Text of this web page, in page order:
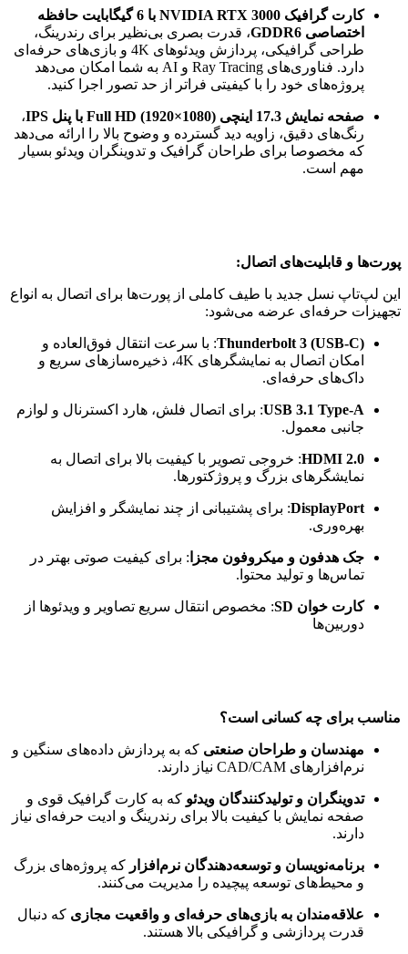
کارت گرافیک NVIDIA RTX 3000 با 6 گیگابایت حافظه
اختصاصی GDDR6
، قدرت بصری بی‌نظیر برای رندرینگ،
طراحی گرافیکی، پردازش ویدئوهای 4K و بازی‌های حرفه‌ای
دارد. فناوری‌های Ray Tracing و AI به شما امکان می‌دهد
پروژه‌های خود را با کیفیتی فراتر از حد تصور اجرا کنید.
صفحه نمایش 17.3 اینچی Full HD (1920×1080) با پنل IPS
،
رنگ‌های دقیق، زاویه دید گسترده و وضوح بالا را ارائه می‌دهد
که مخصوصا برای طراحان گرافیک و تدوینگران ویدئو بسیار
مهم است.
پورت‌ها و قابلیت‌های اتصال:
این لپ‌تاپ نسل جدید با طیف کاملی از پورت‌ها برای اتصال به انواع
تجهیزات حرفه‌ای عرضه می‌شود:
Thunderbolt 3 (USB-C): با سرعت انتقال فوق‌العاده و
امکان اتصال به نمایشگرهای 4K، ذخیره‌سازهای سریع و
داک‌های حرفه‌ای.
USB 3.1 Type-A: برای اتصال فلش، هارد اکسترنال و لوازم
جانبی معمول.
HDMI 2.0: خروجی تصویر با کیفیت بالا برای اتصال به
نمایشگرهای بزرگ و پروژکتورها.
DisplayPort: برای پشتیبانی از چند نمایشگر و افزایش
بهره‌وری.
جک هدفون و میکروفون مجزا : برای کیفیت صوتی بهتر در
تماس‌ها و تولید محتوا.
کارت خوان SD
: مخصوص انتقال سریع تصاویر و ویدئوها از
دوربین‌ها
مناسب برای چه کسانی است؟
مهندسان و طراحان صنعتی که به پردازش داده‌های سنگین و
نرم‌افزارهای CAD/CAM نیاز دارند.
تدوینگران و تولیدکنندگان ویدئو که به کارت گرافیک قوی و
صفحه نمایش با کیفیت بالا برای رندرینگ و ادیت حرفه‌ای نیاز
دارند.
برنامه‌نویسان و توسعه‌دهندگان نرم‌افزار که پروژه‌های بزرگ
و محیط‌های توسعه پیچیده را مدیریت می‌کنند.
علاقه‌مندان به بازی‌های حرفه‌ای و واقعیت مجازی که دنبال
قدرت پردازشی و گرافیکی بالا هستند.